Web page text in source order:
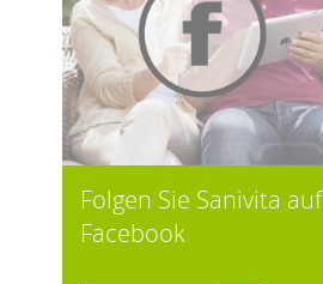
Folgen Sie Sanivita auf
Facebook